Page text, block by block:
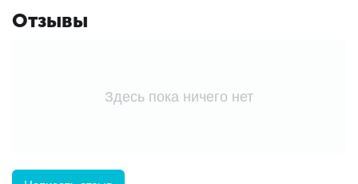
Отзывы
Здесь пока ничего нет